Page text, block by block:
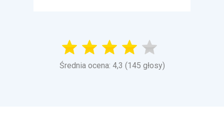
Średnia ocena: 4,3 (145 głosy)